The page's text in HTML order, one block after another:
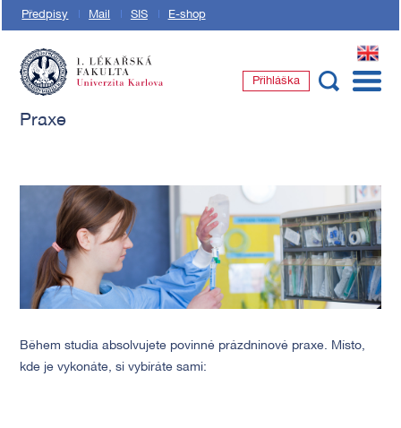
Předpisy Mail SIS E-shop
EN
Přihláška
Praxe
Během studia absolvujete povinné prázdninové praxe. Místo,
kde je vykonáte, si vybíráte sami: